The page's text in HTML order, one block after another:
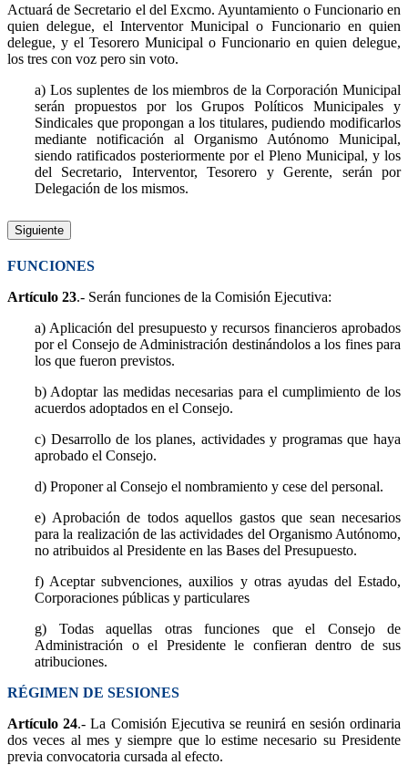
Actuará de Secretario el del Excmo. Ayuntamiento o Funcionario en
quien delegue, el Interventor Municipal o Funcionario en quien
delegue, y el Tesorero Municipal o Funcionario en quien delegue,
los tres con voz pero sin voto.
a) Los suplentes de los miembros de la Corporación Municipal
serán propuestos por los Grupos Políticos Municipales y
Sindicales que propongan a los titulares, pudiendo modificarlos
mediante notificación al Organismo Autónomo Municipal,
siendo ratificados posteriormente por el Pleno Municipal, y los
del Secretario, Interventor, Tesorero y Gerente, serán por
Delegación de los mismos.
Siguiente
FUNCIONES
Artículo 23.- Serán funciones de la Comisión Ejecutiva:
a) Aplicación del presupuesto y recursos financieros aprobados
por el Consejo de Administración destinándolos a los fines para
los que fueron previstos.
b) Adoptar las medidas necesarias para el cumplimiento de los
acuerdos adoptados en el Consejo.
c) Desarrollo de los planes, actividades y programas que haya
aprobado el Consejo.
d) Proponer al Consejo el nombramiento y cese del personal.
e) Aprobación de todos aquellos gastos que sean necesarios
para la realización de las actividades del Organismo Autónomo,
no atribuidos al Presidente en las Bases del Presupuesto.
f) Aceptar subvenciones, auxilios y otras ayudas del Estado,
Corporaciones públicas y particulares
g) Todas aquellas otras funciones que el Consejo de
Administración o el Presidente le confieran dentro de sus
atribuciones.
RÉGIMEN DE SESIONES
Artículo 24.- La Comisión Ejecutiva se reunirá en sesión ordinaria
dos veces al mes y siempre que lo estime necesario su Presidente
previa convocatoria cursada al efecto.